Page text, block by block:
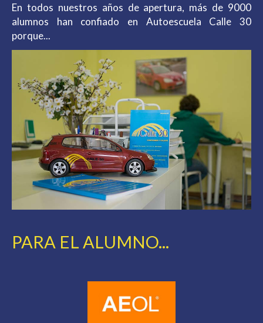
En todos nuestros años de apertura, más de 9000
alumnos han confiado en Autoescuela Calle 30
porque...
PARA EL ALUMNO...